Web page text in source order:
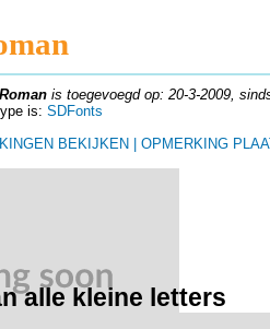
is toegevoegd op: 20-3-2009,
is: SDFonts
BEKIJKEN | OPMERKING
alle kleine letters